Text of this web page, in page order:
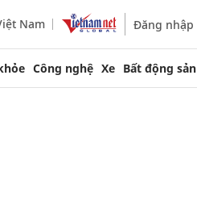
Nam Đăng nhập
Công nghệ Xe Bất động sản